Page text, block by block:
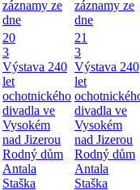
záznamy ze
dne
záznamy ze
dne
20
3
Výstava 240
let
ochotnického
divadla ve
Vysokém
nad Jizerou
Rodný dům
Antala
Staška
21
3
Výstava 240
let
divadla ve
Vysokém
nad Jizerou
Rodný dům
Antala
Staška